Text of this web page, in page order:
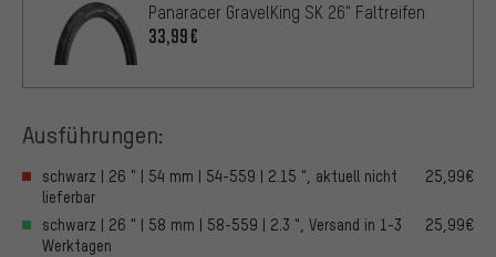
Panaracer GravelKing SK 26" Faltreifen
33,99€
Ausführungen:
schwarz | 26 " | 54 mm | 54-559 | 2.15 ", aktuell nicht
lieferbar
25,99€
schwarz | 26 " | 58 mm | 58-559 | 2.3 ", Versand in 1-3
Werktagen
25,99€